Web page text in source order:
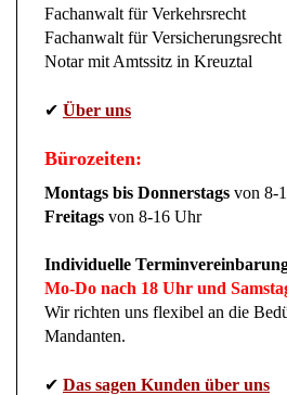
Fachanwalt für Verkehrsrecht
Fachanwalt für Versicherungsrecht
Notar mit Amtssitz in Kreuztal
✔ Über uns
Bürozeiten:
Montags bis Donnerstags von 8-
Freitags von 8-16 Uhr
Individuelle
Mo-Do nach 18 Uhr und
Wir richten uns flexibel an die
Mandanten.
✔ Das sagen Kunden über uns